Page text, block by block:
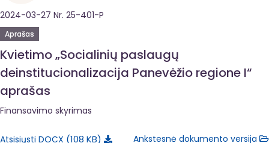
2024-03-27 Nr. 25-401-P
Aprašas
Kvietimo „Socialinių paslaugų
deinstitucionalizacija Panevėžio regione I“
aprašas
Finansavimo skyrimas
Atsisiųsti DOCX 108 KB Ankstesnė dokumento versija